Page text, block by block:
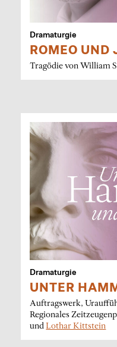
Dramaturgie
ROMEO UND
Tragödie von William
Dramaturgie
UNTER
Auftragswerk,
Regionales
undLothar Kittstein